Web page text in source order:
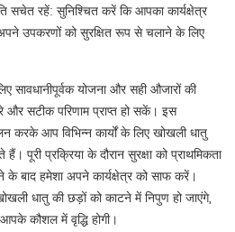
रहें: सुनिश्चित करें कि आपका कार्यक्षेत्र
उपकरणों को सुरक्षित रूप से चलाने के लिए
योजना और सही औजारों की
सटीक परिणाम प्राप्त हो सकें। इस
करके आप विभिन्न कार्यों के लिए खोखली धातु
पूरी प्रक्रिया के दौरान सुरक्षा को प्राथमिकता
बाद हमेशा अपने कार्यक्षेत्र को साफ करें।
धातु की छड़ों को काटने में निपुण हो जाएंगे,
कौशल में वृद्धि होगी।